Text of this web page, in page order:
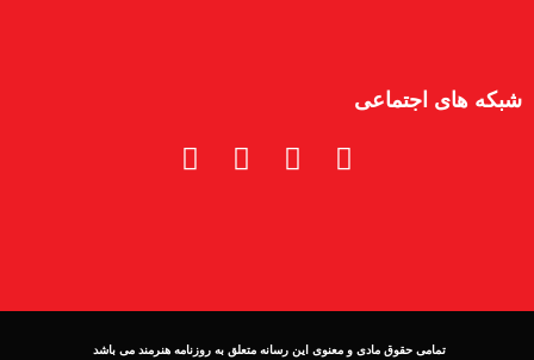
شبکه های اجتماعی
تمامی حقوق مادی و معنوی این رسانه متعلق به روزنامه هنرمند می باشد